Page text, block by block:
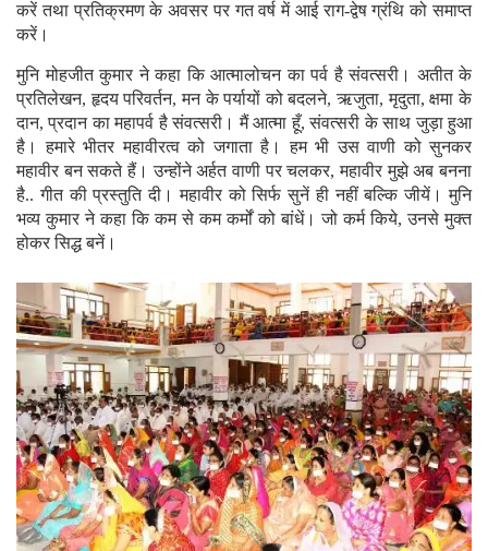
करें तथा प्रतिक्रमण के अवसर पर गत वर्ष में आई राग-द्वेष ग्रंथि को समाप्त
करें।
मुनि मोहजीत कुमार ने कहा कि आत्मालोचन का पर्व है संवत्सरी। अतीत के
प्रतिलेखन, हृदय परिवर्तन, मन के पर्यायों को बदलने, ऋजुता, मृदुता, क्षमा के
दान, प्रदान का महापर्व है संवत्सरी। मैं आत्मा हूँ, संवत्सरी के साथ जुड़ा हुआ
है। हमारे भीतर महावीरत्व को जगाता है। हम भी उस वाणी को सुनकर
महावीर बन सकते हैं। उन्होंने अर्हत वाणी पर चलकर, महावीर मुझे अब बनना
है.. गीत की प्रस्तुति दी। महावीर को सिर्फ सुनें ही नहीं बल्कि जीयें। मुनि
भव्य कुमार ने कहा कि कम से कम कर्मों को बांधें। जो कर्म किये, उनसे मुक्त
होकर सिद्ध बनें।